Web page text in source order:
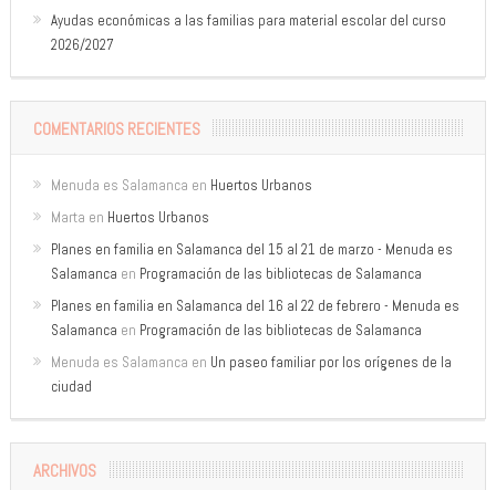
Ayudas económicas a las familias para material escolar del curso
2026/2027
COMENTARIOS RECIENTES
Menuda es Salamanca en Huertos Urbanos
Marta en Huertos Urbanos
Planes en familia en Salamanca del 15 al 21 de marzo - Menuda es
Salamanca en Programación de las bibliotecas de Salamanca
Planes en familia en Salamanca del 16 al 22 de febrero - Menuda es
Salamanca en Programación de las bibliotecas de Salamanca
Menuda es Salamanca en Un paseo familiar por los orígenes de la
ciudad
ARCHIVOS